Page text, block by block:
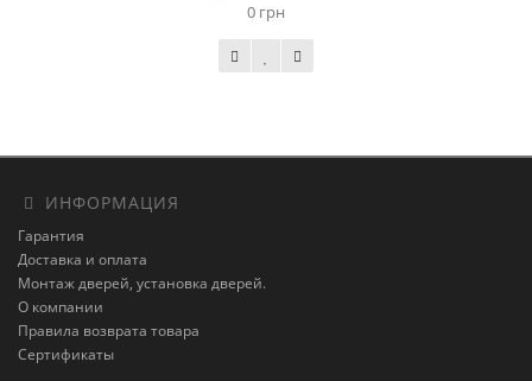
0 грн
ИНФОРМАЦИЯ
Гарантия
Доставка и оплата
Монтаж дверей, установка дверей.
О компании
Правила возврата товара
Сертификаты